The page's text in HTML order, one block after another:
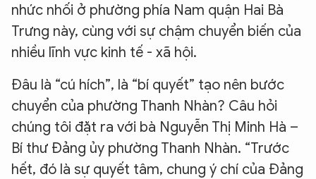
nhức nhối ở phường phía Nam quận Hai Bà
Trưng này, cùng với sự chậm chuyển biến của
nhiều lĩnh vực kinh tế - xã hội.
Đâu là “cú hích”, là “bí quyết” tạo nên bước
chuyển của phường Thanh Nhàn? Câu hỏi
chúng tôi đặt ra với bà Nguyễn Thị Minh Hà –
Bí thư Đảng ủy phường Thanh Nhàn. “Trước
hết, đó là sự quyết tâm, chung ý chí của Đảng